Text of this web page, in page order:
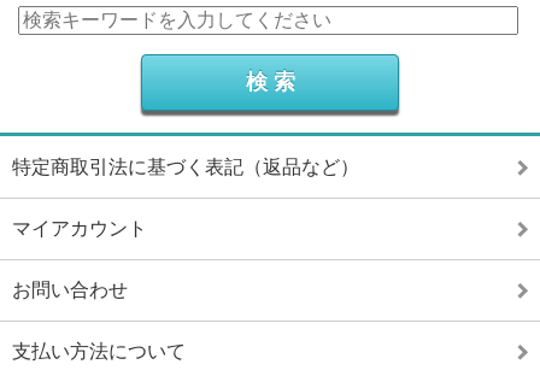
特定商取引法に基づく表記（返品など）
マイアカウント
お問い合わせ
支払い方法について